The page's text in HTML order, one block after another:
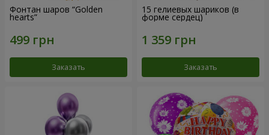
Фонтан шаров “Golden
hearts”
Заказать
15 гелиевых шариков (в
форме сердец)
Заказать